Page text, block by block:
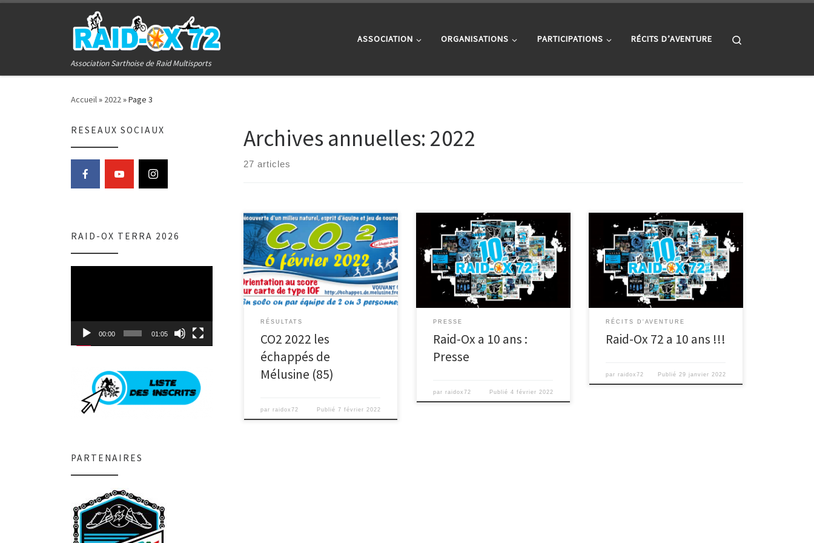
Association Sarthoise de Raid Multisports
ASSOCIATION ORGANISATIONS PARTICIPATIONS RÉCITS D’AVENTURE
Accueil» 2022»Page 3
Archives annuelles: 2022
27 articles
Le 06 février, 3 raid-Ox 72 étaient
engagés sur cette rando orientation
dans la forêt de Vouvant-Mervent en
Vendée sur […]
RÉSULTATS
CO2 2022 les
échappés de
Mélusine (85)
parraidox72 Publié 7 février 2022
Le Maine libre, le 04 février 2022 Le
Ouest France, le 17 février Les Alpes
Mancelles ICI
PRESSE
Raid-Ox a 10 ans :
Presse
parraidox72 Publié 4 février 2022
10 ans de Raid-Ox 72 10 ans c’est 42
membres et une vigtaine de
bénévoles réguliers qui ont permis
[…]
RÉCITS D'AVENTURE
Raid-Ox 72 a 10 ans !!!
parraidox72 Publié 29 janvier 2022
RESEAUX SOCIAUX
RAID-OX TERRA 2026
00:00 01:05
PARTENAIRES